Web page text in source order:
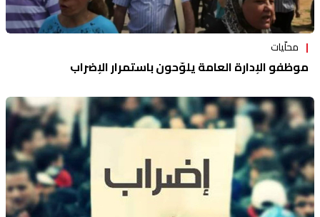
محلّيات
موظفو الإدارة العامة يلوّحون باستمرار الإضراب